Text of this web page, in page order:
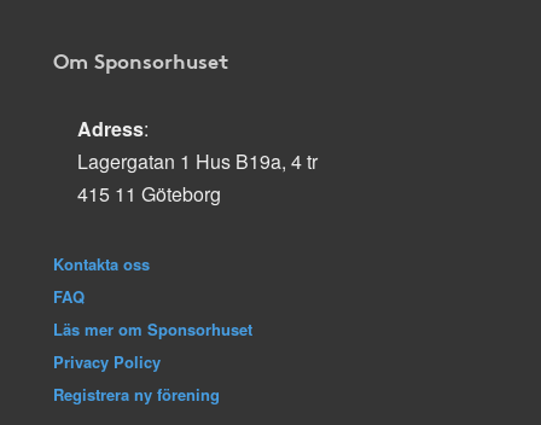
Om Sponsorhuset
Adress:
Lagergatan 1 Hus B19a, 4 tr
415 11 Göteborg
Kontakta oss
FAQ
Läs mer om Sponsorhuset
Privacy Policy
Registrera ny förening